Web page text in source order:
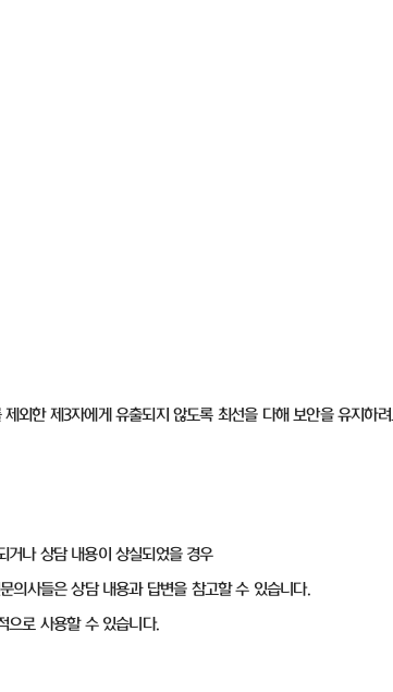
외한 제3자에게 유출되지 않도록 최선을 다해 보안을 유지하
거나 상담 내용이 상실되었을 경우
의사들은 상담 내용과 답변을 참고할 수 있습니다.
으로 사용할 수 있습니다.